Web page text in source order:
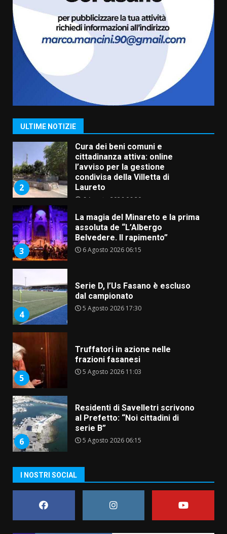
ULTIME NOTIZIE
A Savelletri torna la Sagra del
Pesce Spada: appuntamento a
sabato 8 agosto
5 Agosto 2026 06:10
1
Grazia Neglia, coordinatrice
cittadina di Fratelli d’Italia,
pronta a tornare in Consiglio
2
Cura dei beni comuni e
cittadinanza attiva: online
l’avviso per la gestione
condivisa della Villetta di
Laureto
6 Agosto 2026 06:20
3
La magia del Minareto e la prima
assoluta de “L’Albergo
Belvedere. Il rapimento”
6 Agosto 2026 06:15
4
Serie D, l’Us Fasano è escluso
dal campionato
5 Agosto 2026 17:30
5
Truffatori in azione nelle
frazioni fasanesi
5 Agosto 2026 11:03
6
Residenti di Savelletri scrivono
al Prefetto: “Noi cittadini di
serie B”
5 Agosto 2026 06:15
Pesce Spada: appuntamento a
sabato 8 agosto
5 Agosto 2026 06:10
I NOSTRI SOCIAL